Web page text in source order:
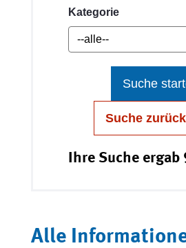
Kategorie
Suche
Suche
Ihre Suche
Alle